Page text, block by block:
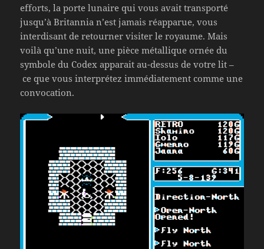
efforts, la porte lunaire qui vous avait transporté
jusqu’à Britannia n’est jamais réapparue, vous
interdisant de retourner visiter le royaume. Mais
voilà qu’une nuit, une pièce métallique ornée du
symbole du Codex apparait au-dessus de votre lit –
ce que vous interprétez immédiatement comme une
convocation.